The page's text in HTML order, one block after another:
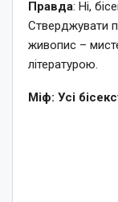
Правда: Ні,
Стверджувати
живопис –
літературою.
Міф: Усі